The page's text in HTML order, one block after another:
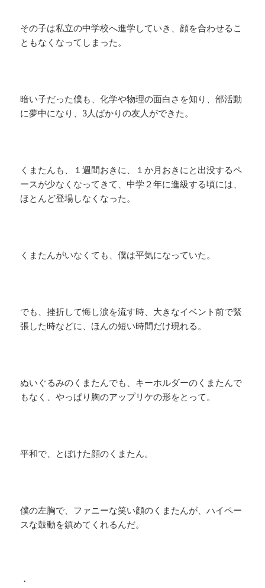
その子は私立の中学校へ進学していき、顔を合わせるこ
ともなくなってしまった。
暗い子だった僕も、化学や物理の面白さを知り、部活動
に夢中になり、3人ばかりの友人ができた。
くまたんも、１週間おきに、１か月おきにと出没するペ
ースが少なくなってきて、中学２年に進級する頃には、
ほとんど登場しなくなった。
くまたんがいなくても、僕は平気になっていた。
でも、挫折して悔し涙を流す時、大きなイベント前で緊
張した時などに、ほんの短い時間だけ現れる。
ぬいぐるみのくまたんでも、キーホルダーのくまたんで
もなく、やっぱり胸のアップリケの形をとって。
平和で、とぼけた顔のくまたん。
僕の左胸で、ファニーな笑い顔のくまたんが、ハイペー
スな鼓動を鎮めてくれるんだ。
・